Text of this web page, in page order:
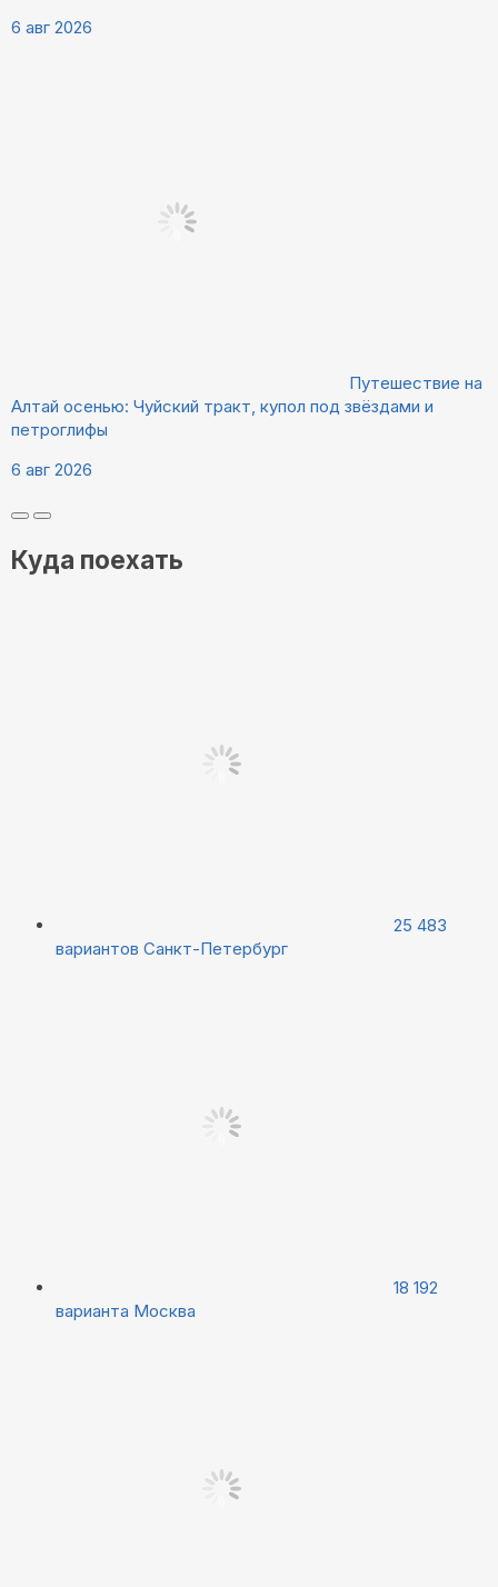
6 авг 2026
Путешествие на
Алтай осенью: Чуйский тракт, купол под звёздами и
петроглифы
6 авг 2026
Куда поехать
25 483
вариантов Санкт-Петербург
18 192
варианта Москва